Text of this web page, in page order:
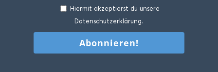
Hiermit akzeptierst du unsere
Datenschutzerklärung.